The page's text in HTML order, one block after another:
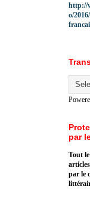
http://
o/
par
Tout
par le